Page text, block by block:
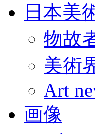
日本美
物故
美術
Art
画像